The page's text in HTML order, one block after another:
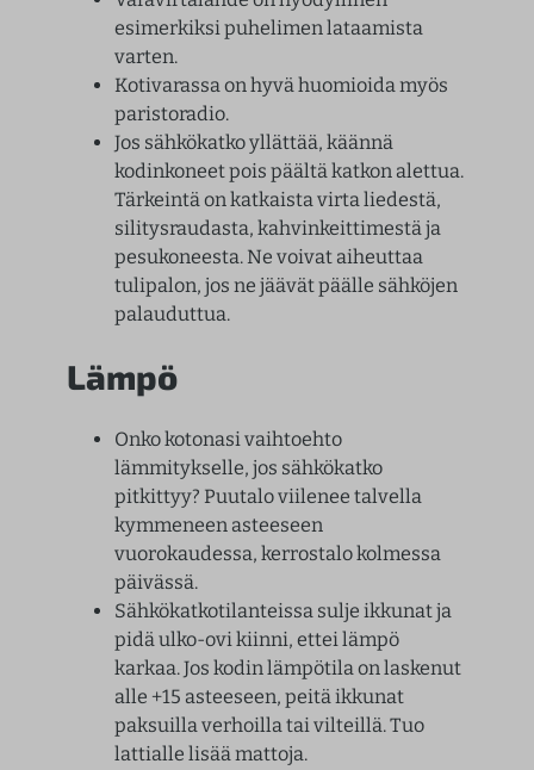
esimerkiksi puhelimen lataamista
varten.
Kotivarassa on hyvä huomioida myös
paristoradio.
Jos sähkökatko yllättää, käännä
kodinkoneet pois päältä katkon alettua.
Tärkeintä on katkaista virta liedestä,
silitysraudasta, kahvinkeittimestä ja
pesukoneesta. Ne voivat aiheuttaa
tulipalon, jos ne jäävät päälle sähköjen
palauduttua.
Lämpö
Onko kotonasi vaihtoehto
lämmitykselle, jos sähkökatko
pitkittyy? Puutalo viilenee talvella
kymmeneen asteeseen
vuorokaudessa, kerrostalo kolmessa
päivässä.
Sähkökatkotilanteissa sulje ikkunat ja
pidä ulko-ovi kiinni, ettei lämpö
karkaa. Jos kodin lämpötila on laskenut
alle +15 asteeseen, peitä ikkunat
paksuilla verhoilla tai vilteillä. Tuo
lattialle lisää mattoja.